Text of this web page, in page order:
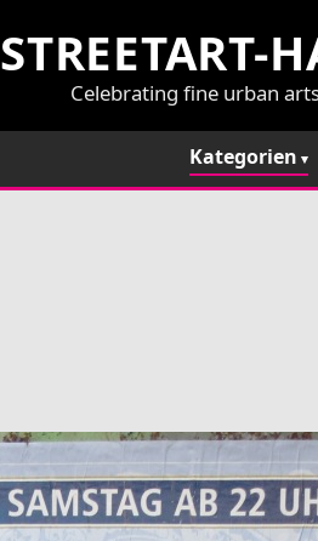
STREETART-
Celebrating fine urban
Kategorien